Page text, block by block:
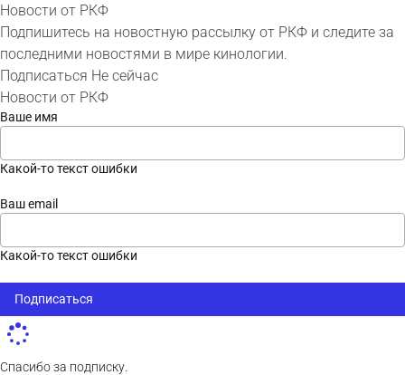
Новости от РКФ
Подпишитесь на новостную рассылку от РКФ и следите за
последними новостями в мире кинологии.
Подписаться Не сейчас
Новости от РКФ
Ваше имя
Какой-то текст ошибки
Ваш email
Какой-то текст ошибки
Подписаться
Спасибо за подписку.